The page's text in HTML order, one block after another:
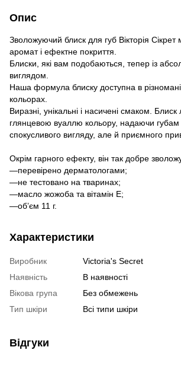
Опис
Зволожуючий блиск для губ Вікторія
аромат і ефектне покриття.
Блиски, які вам подобаються, тепер із
виглядом.
Наша формула блиску доступна в
кольорах.
Виразні, унікальні і насичені смаком. Блиск
глянцевою вуаллю кольору, надаючи губам
спокусливого вигляду, але й приємного
Окрім гарного ефекту, він так добре
—перевірено дерматологами;
—не тестовано на тваринах;
—масло жожоба та вітамін E;
—об’єм 11 г.
Характеристики
Виробник
Victoria's Secret
Наявність
В наявності
Вікова група
Без обмежень
Тип шкіри
Всі типи шкіри
Відгуки